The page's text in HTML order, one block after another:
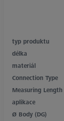
typ produktu
délka
materiál
Connection Type
Measuring Length
aplikace
Ø Body (DG)